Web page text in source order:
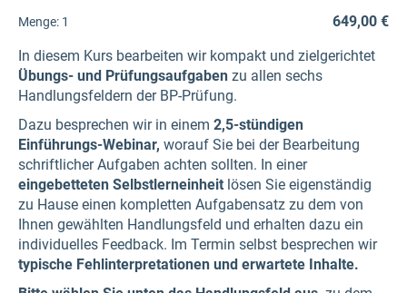
Menge: 1
649,00 €
In diesem Kurs bearbeiten wir kompakt und zielgerichtet
Übungs- und Prüfungsaufgaben zu allen sechs
Handlungsfeldern der BP-Prüfung.
Dazu besprechen wir in einem 2,5-stündigen
Einführungs-Webinar, worauf Sie bei der Bearbeitung
schriftlicher Aufgaben achten sollten. In einer
eingebetteten Selbstlerneinheit lösen Sie eigenständig
zu Hause einen kompletten Aufgabensatz zu dem von
Ihnen gewählten Handlungsfeld und erhalten dazu ein
individuelles Feedback. Im Termin selbst besprechen wir
typische Fehlinterpretationen und erwartete Inhalte.